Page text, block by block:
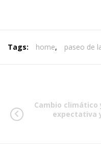
Tags: home, paseo de
Cambio climático
expectativa